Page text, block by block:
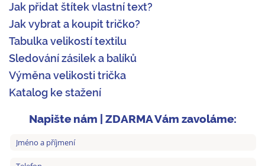
Jak přidat štítek vlastní text?
Jak vybrat a koupit tričko?
Tabulka velikostí textilu
Sledování zásilek a balíků
Výměna velikosti trička
Katalog ke stažení
Napište nám | ZDARMA Vám zavoláme: